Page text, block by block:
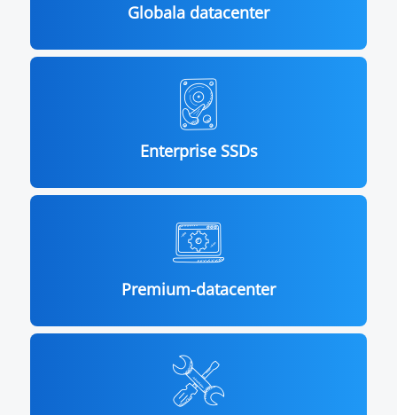
Globala datacenter
Enterprise SSDs
Premium-datacenter